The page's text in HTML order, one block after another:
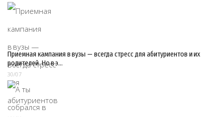
Приемная кампания в вузы — всегда стресс для абитуриентов и их
родителей. Но в э…
30/07